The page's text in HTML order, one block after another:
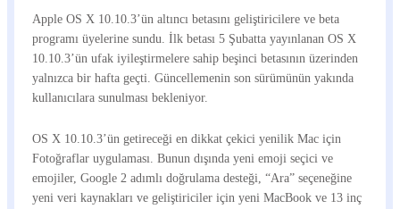
Apple OS X 10.10.3’ün altıncı betasını geliştiricilere ve beta
programı üyelerine sundu. İlk betası 5 Şubatta yayınlanan OS X
10.10.3’ün ufak iyileştirmelere sahip beşinci betasının üzerinden
yalnızca bir hafta geçti. Güncellemenin son sürümünün yakında
kullanıcılara sunulması bekleniyor.
OS X 10.10.3’ün getireceği en dikkat çekici yenilik Mac için
Fotoğraflar uygulaması. Bunun dışında yeni emoji seçici ve
emojiler, Google 2 adımlı doğrulama desteği, “Ara” seçeneğine
yeni veri kaynakları ve geliştiriciler için yeni MacBook ve 13 inç